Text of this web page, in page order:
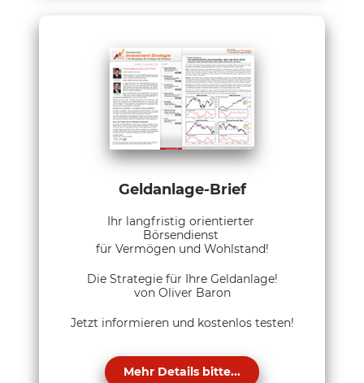
Geldanlage-Brief
Ihr langfristig orientierter
Börsendienst
für Vermögen und Wohlstand!
Die Strategie für Ihre Geldanlage!
von Oliver Baron
Jetzt informieren und kostenlos testen!
Mehr Details bitte...